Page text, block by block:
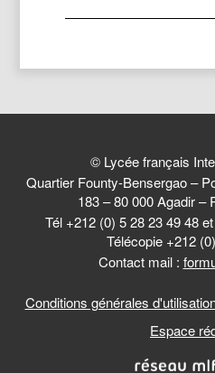
© Lycée français
Quartier Founty-Bensergao –
183 – 80 000 Agadir –
Tél +212 (0) 5 28 23 49 48
Télécopie +212
Contact mail :
Conditions générales
Espace